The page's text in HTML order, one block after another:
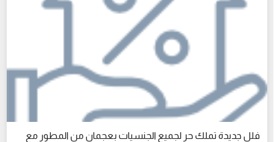
فلل جديدة تملك حر لجميع الجنسيات بعجمان من المطور مع